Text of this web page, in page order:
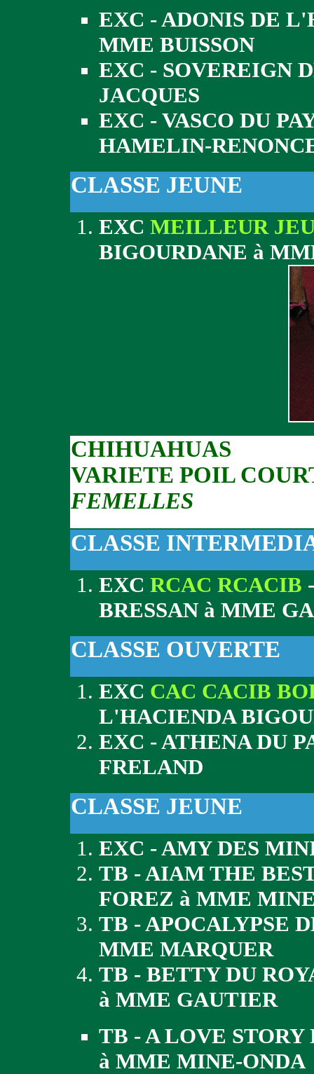
EXC - ADONIS DE
MME BUISSON
EXC - SOVEREIGN
JACQUES
EXC - VASCO DU
HAMELIN-
CLASSE JEUNE
EXC MEILLEUR
BIGOURDANE à
CHIHUAHUAS
VARIETE POIL
FEMELLES
CLASSE
EXC RCAC RCACIB
BRESSAN à MME
CLASSE OUVERTE
EXC CAC CACIB
L'HACIENDA
EXC - ATHENA DU
FRELAND
CLASSE JEUNE
EXC - AMY DES
TB - AIAM THE
FOREZ à MME
TB - APOCALYPSE
MME MARQUER
TB - BETTY DU
à MME GAUTIER
TB - A LOVE STORY
à MME MINE-ONDA